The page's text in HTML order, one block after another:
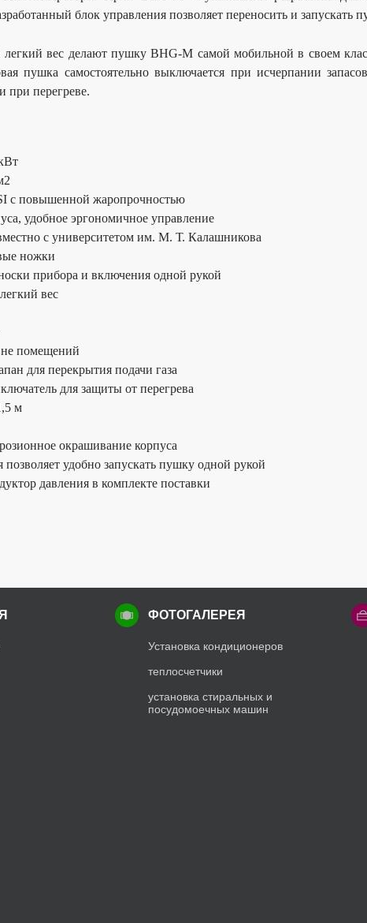
блок управления позволяет переносить и запускать
легкий вес делают пушку BHG-M самой мобильной в своем
пушка самостоятельно выключается при исчерпании
при перегреве.
с повышенной жаропрочностью
удобное эргономичное управление
с университетом им. М. Т. Калашникова
ножки
прибора и включения одной рукой
вес
помещений
для перекрытия подачи газа
для защиты от перегрева
м
окрашивание корпуса
удобно запускать пушку одной рукой
давления в комплекте поставки
ФОТОГАЛЕРЕЯ
Установка кондиционеров
теплосчетчики
установка стиральных и
посудомоечных машин